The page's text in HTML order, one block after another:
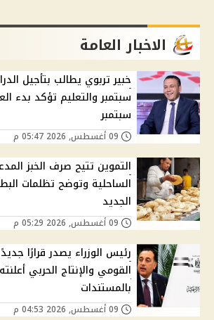
الاخبار العامة
سبتمبر
التموين تتيح صرف الخبز
الساحلية وتوضح تظلمات
الجديد
رئيس الوزراء يصدر قرارًا
القومي والإنتاج الحربي
بالمستندات